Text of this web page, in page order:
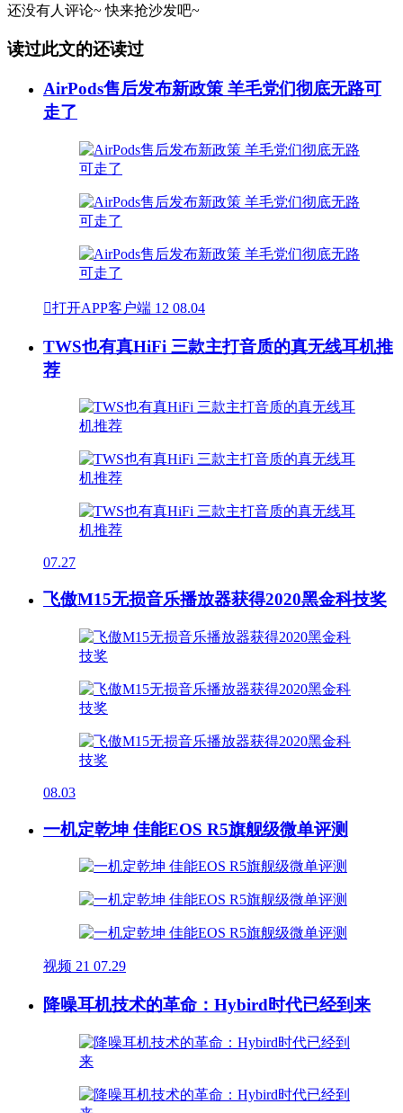
还没有人评论~ 快来抢沙发吧~
读过此文的还读过
AirPods售后发布新政策 羊毛党们彻底无路可
走了
打开APP客户端 12 08.04
TWS也有真HiFi 三款主打音质的真无线耳机推
荐
07.27
飞傲M15无损音乐播放器获得2020黑金科技奖
08.03
一机定乾坤 佳能EOS R5旗舰级微单评测
视频 21 07.29
降噪耳机技术的革命：Hybird时代已经到来